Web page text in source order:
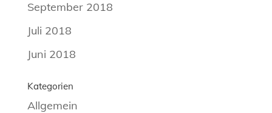
September 2018
Juli 2018
Juni 2018
Kategorien
Allgemein